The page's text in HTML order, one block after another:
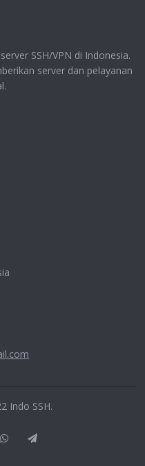
SSH/VPN di Indonesia.
server dan pelayanan
Indo SSH.